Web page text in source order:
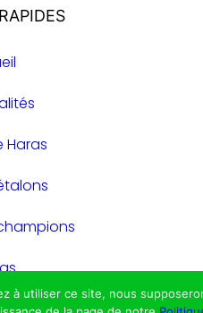
Haras
à utiliser ce site, nous